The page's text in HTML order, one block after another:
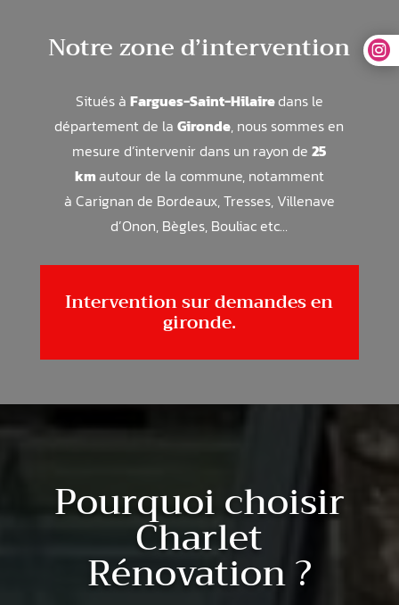
Notre zone d’intervention
Situés à Fargues-Saint-Hilairedans le
département de la Gironde, nous sommes en
mesure d’intervenir dans un rayon de 25
km autour de la commune, notamment
à Carignan de Bordeaux, Tresses, Villenave
d’Onon, Bègles, Bouliac etc…
Intervention sur demandes en
gironde.
Pourquoi choisir
Charlet
Rénovation ?
